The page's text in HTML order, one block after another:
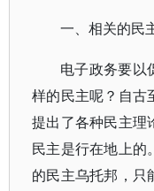
一、相关的民
电子政务要以
样的民主呢？自古
提出了各种民主理
民主是行在地上的
的民主乌托邦，只